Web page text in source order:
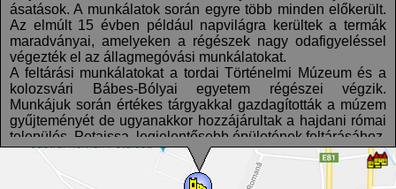
ásatások. A munkálatok során egyre több minden előkerült.
Az elmúlt 15 évben például napvilágra kerültek a termák
maradványai, amelyeken a régészek nagy odafigyeléssel
végezték el az állagmegóvási munkálatokat.
A feltárási munkálatokat a tordai Történelmi Múzeum és a
kolozsvári Bábes-Bólyai egyetem régészei végzik.
Munkájuk során értékes tárgyakkal gazdagították a múzem
gyűjteményét de ugyanakkor hozzájárultak a hajdani római
település, Potaissa, legjelentősebb épületének feltárásához.
A területet régészeti rezervációnak nyilvánították, hiszen ez
az egyetlen olyan légiós vár, amelyen az ásatások minden
gond nélkül folyhatnak, épületek nem akadályozzák a